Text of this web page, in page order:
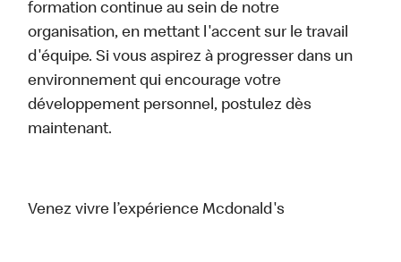
formation continue au sein de notre
organisation, en mettant l'accent sur le travail
d'équipe. Si vous aspirez à progresser dans un
environnement qui encourage votre
développement personnel, postulez dès
maintenant.
Venez vivre l’expérience Mcdonald's